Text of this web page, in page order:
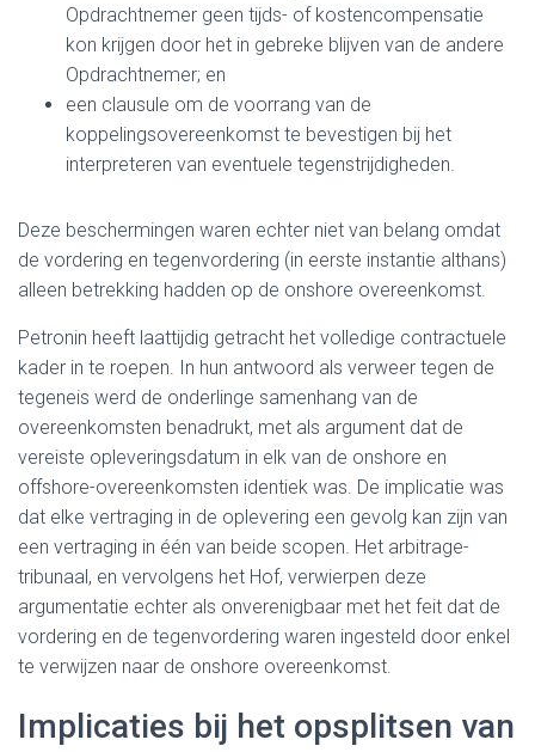
Opdrachtnemer geen tijds- of kostencompensatie
kon krijgen door het in gebreke blijven van de andere
Opdrachtnemer; en
een clausule om de voorrang van de
koppelingsovereenkomst te bevestigen bij het
interpreteren van eventuele tegenstrijdigheden.
Deze beschermingen waren echter niet van belang omdat
de vordering en tegenvordering (in eerste instantie althans)
alleen betrekking hadden op de onshore overeenkomst.
Petronin heeft laattijdig getracht het volledige contractuele
kader in te roepen. In hun antwoord als verweer tegen de
tegeneis werd de onderlinge samenhang van de
overeenkomsten benadrukt, met als argument dat de
vereiste opleveringsdatum in elk van de onshore en
offshore-overeenkomsten identiek was. De implicatie was
dat elke vertraging in de oplevering een gevolg kan zijn van
een vertraging in één van beide scopen. Het arbitrage-
tribunaal, en vervolgens het Hof, verwierpen deze
argumentatie echter als onverenigbaar met het feit dat de
vordering en de tegenvordering waren ingesteld door enkel
te verwijzen naar de onshore overeenkomst.
Implicaties bij het opsplitsen van